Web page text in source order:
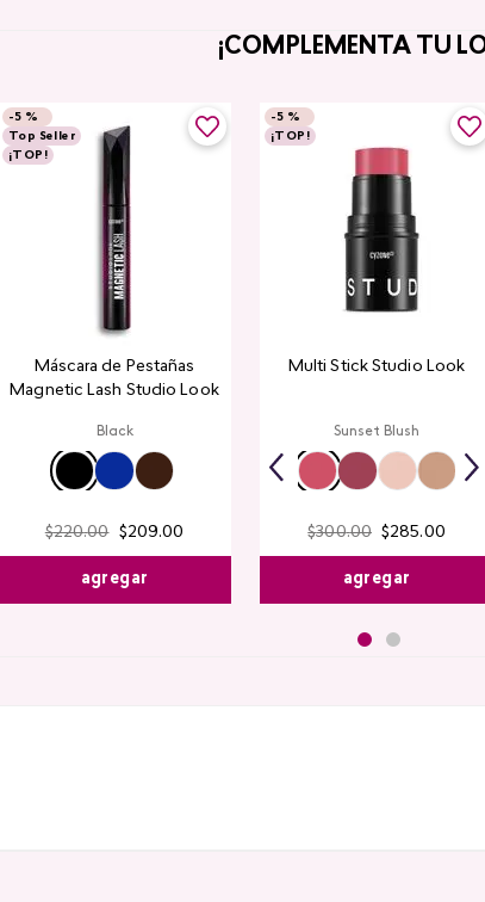
¡COMPLEMENTA TU
-5 %
Top Seller
¡TOP!
Máscara de Pestañas
Magnetic Lash Studio Look
Black
$220.00 $209.00
agregar
-5 %
¡TOP!
Multi Stick Studio Look
Sunset Blush
$300.00 $285.00
agregar